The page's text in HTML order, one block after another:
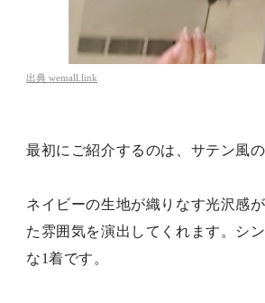
出典 wemall.link
最初にご紹介するのは、サテン風の
ネイビーの生地が織りなす光沢感
た雰囲気を演出してくれます。シ
な1着です。